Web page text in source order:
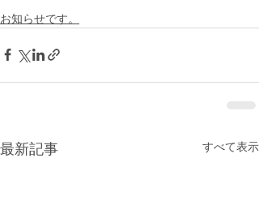
お知らせです。
最新記事 すべて表示